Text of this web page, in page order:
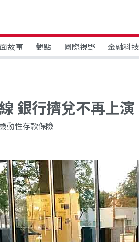
故事 觀點 國際視野 金融科技
銀行擠兌不再上演
動性存款保險